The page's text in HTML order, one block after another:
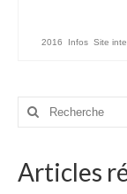
2016 Infos Site
Rechercher
Articles